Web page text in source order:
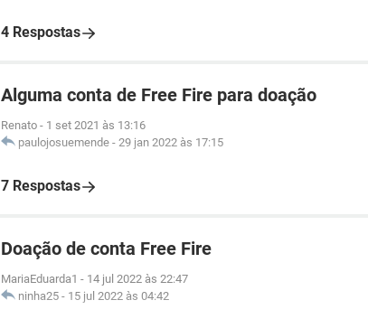
4 Respostas
Alguma conta de Free Fire para doação
Renato - 1 set 2021 às 13:16
paulojosuemende - 29 jan 2022 às 17:15
7 Respostas
Doação de conta Free Fire
MariaEduarda1 - 14 jul 2022 às 22:47
ninha25 - 15 jul 2022 às 04:42